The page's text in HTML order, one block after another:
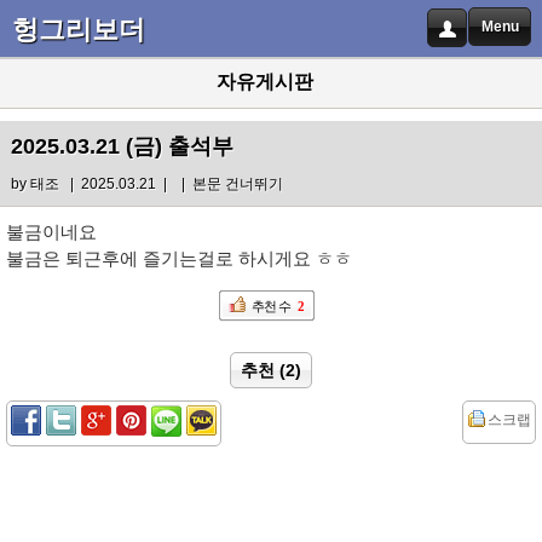
헝그리보더 Menu
자유게시판
2025.03.21 (금) 출석부
by태조 | 2025.03.21 | | 본문 건너뛰기
불금이네요
불금은 퇴근후에 즐기는걸로 하시게요 ㅎㅎ
추천 수 2
추천 (2)
스크랩